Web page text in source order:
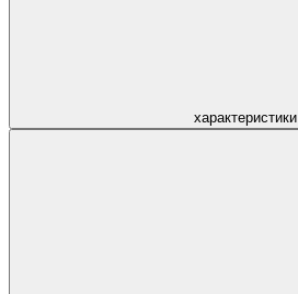
характеристики